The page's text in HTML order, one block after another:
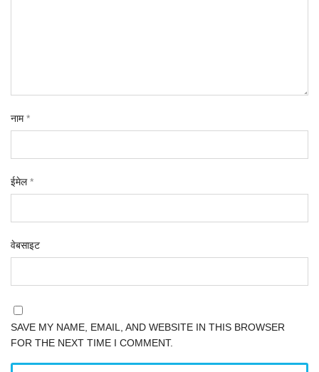
नाम*
ईमेल*
वेबसाइट
SAVE MY NAME, EMAIL, AND WEBSITE IN THIS BROWSER
FOR THE NEXT TIME I COMMENT.